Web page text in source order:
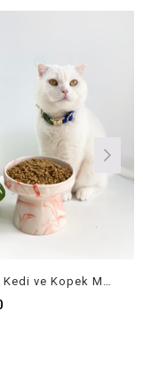
Seramik Kedi ve Kopek Mama Su Kabı(Turuncu-beyaz-ebru-desenli M2)